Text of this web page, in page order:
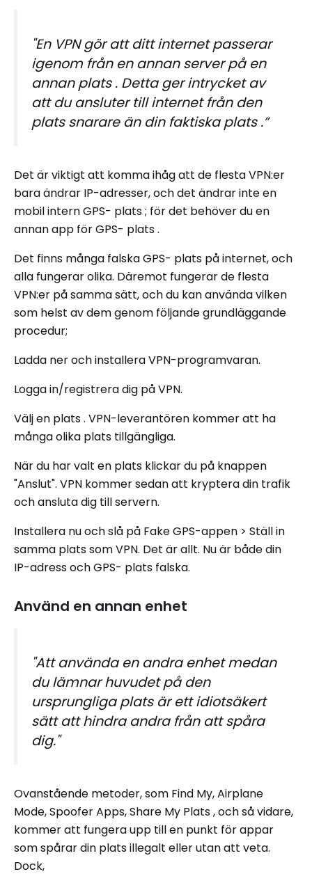
"En VPN gör att ditt internet passerar
igenom från en annan server på en
annan plats . Detta ger intrycket av
att du ansluter till internet från den
plats snarare än din faktiska plats .”
Det är viktigt att komma ihåg att de flesta VPN:er
bara ändrar IP-adresser, och det ändrar inte en
mobil intern GPS- plats ; för det behöver du en
annan app för GPS- plats .
Det finns många falska GPS- plats på internet, och
alla fungerar olika. Däremot fungerar de flesta
VPN:er på samma sätt, och du kan använda vilken
som helst av dem genom följande grundläggande
procedur;
Ladda ner och installera VPN-programvaran.
Logga in/registrera dig på VPN.
Välj en plats . VPN-leverantören kommer att ha
många olika plats tillgängliga.
När du har valt en plats klickar du på knappen
"Anslut". VPN kommer sedan att kryptera din trafik
och ansluta dig till servern.
Installera nu och slå på Fake GPS-appen > Ställ in
samma plats som VPN. Det är allt. Nu är både din
IP-adress och GPS- plats falska.
Använd en annan enhet
"Att använda en andra enhet medan
du lämnar huvudet på den
ursprungliga plats är ett idiotsäkert
sätt att hindra andra från att spåra
dig."
Ovanstående metoder, som Find My, Airplane
Mode, Spoofer Apps, Share My Plats , och så vidare,
kommer att fungera upp till en punkt för appar
som spårar din plats illegalt eller utan att veta.
Dock,